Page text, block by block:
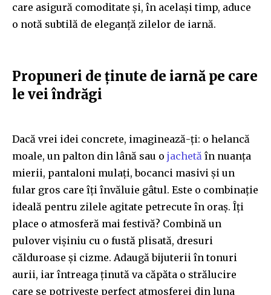
care asigură comoditate și, în același timp, aduce
o notă subtilă de eleganță zilelor de iarnă.
Propuneri de ținute de iarnă pe care
le vei îndrăgi
Dacă vrei idei concrete, imaginează-ți: o helancă
moale, un palton din lână sau o jachetă în nuanța
mierii, pantaloni mulați, bocanci masivi și un
fular gros care îți învăluie gâtul. Este o combinație
ideală pentru zilele agitate petrecute în oraș. Îți
place o atmosferă mai festivă? Combină un
pulover vișiniu cu o fustă plisată, dresuri
călduroase și cizme. Adaugă bijuterii în tonuri
aurii, iar întreaga ținută va căpăta o strălucire
care se potrivește perfect atmosferei din luna